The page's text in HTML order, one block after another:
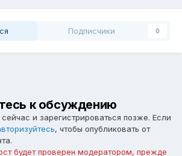
Подписчики 0
к обсуждению
и зарегистрироваться позже. Если
, чтобы опубликовать от
будет проверен модератором, прежде